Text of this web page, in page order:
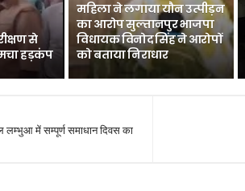
से
हड़कंप
महिला ने लगाया यौन उत्पीड़न
का आरोप सुल्तानपुर भाजपा
विधायक विनोद सिंह ने आरोपों
को बताया निराधार
लम्भुआ में सम्पूर्ण समाधान दिवस का